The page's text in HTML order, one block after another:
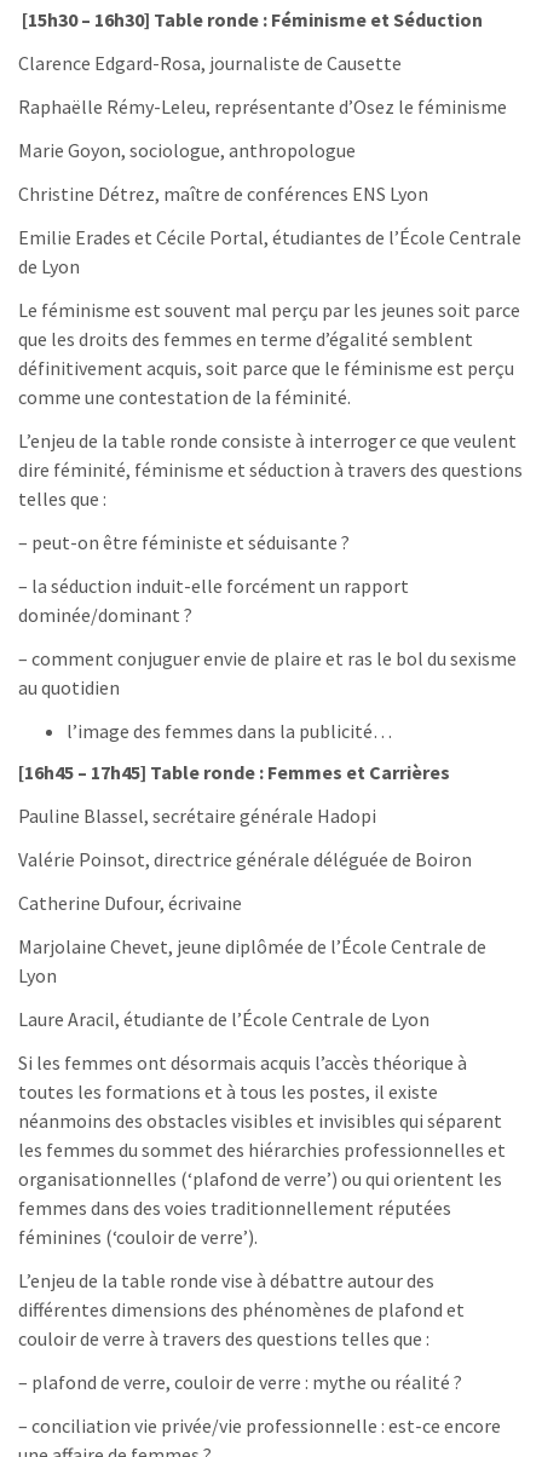
[15h30 – 16h30] Table ronde : Féminisme et Séduction
Clarence Edgard-Rosa, journaliste de Causette
Raphaëlle Rémy-Leleu, représentante d’Osez le féminisme
Marie Goyon, sociologue, anthropologue
Christine Détrez, maître de conférences ENS Lyon
Emilie Erades et Cécile Portal, étudiantes de l’École Centrale
de Lyon
Le féminisme est souvent mal perçu par les jeunes soit parce
que les droits des femmes en terme d’égalité semblent
définitivement acquis, soit parce que le féminisme est perçu
comme une contestation de la féminité.
L’enjeu de la table ronde consiste à interroger ce que veulent
dire féminité, féminisme et séduction à travers des questions
telles que :
– peut-on être féministe et séduisante ?
– la séduction induit-elle forcément un rapport
dominée/dominant ?
– comment conjuguer envie de plaire et ras le bol du sexisme
au quotidien
l’image des femmes dans la publicité…
[16h45 – 17h45] Table ronde : Femmes et Carrières
Pauline Blassel, secrétaire générale Hadopi
Valérie Poinsot, directrice générale déléguée de Boiron
Catherine Dufour, écrivaine
Marjolaine Chevet, jeune diplômée de l’École Centrale de
Lyon
Laure Aracil, étudiante de l’École Centrale de Lyon
Si les femmes ont désormais acquis l’accès théorique à
toutes les formations et à tous les postes, il existe
néanmoins des obstacles visibles et invisibles qui séparent
les femmes du sommet des hiérarchies professionnelles et
organisationnelles (‘plafond de verre’) ou qui orientent les
femmes dans des voies traditionnellement réputées
féminines (‘couloir de verre’).
L’enjeu de la table ronde vise à débattre autour des
différentes dimensions des phénomènes de plafond et
couloir de verre à travers des questions telles que :
– plafond de verre, couloir de verre : mythe ou réalité ?
– conciliation vie privée/vie professionnelle : est-ce encore